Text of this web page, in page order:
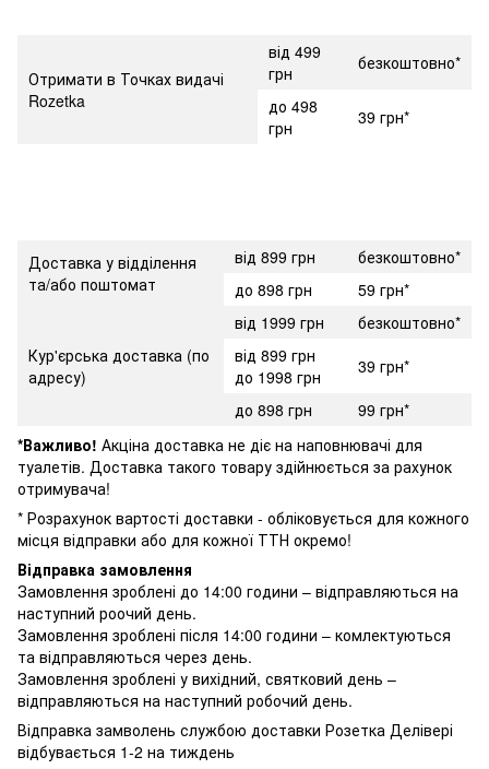
Отримати в Точках видачі
Rozetka
від 499
грн
безкоштовно*
до 498
грн
39 грн*
Доставка у відділення
та/або поштомат
від 899 грн
безкоштовно*
до 898 грн
59 грн*
Кур'єрська доставка (по
адресу)
від 1999 грн
безкоштовно*
від 899 грн
до 1998 грн
39 грн*
до 898 грн
99 грн*
*Важливо! Акціна доставка не діє на наповнювачі для
туалетів. Доставка такого товару здійнюється за рахунок
отримувача!
* Розрахунок вартості доставки - обліковується для кожного
місця відправки або для кожної ТТН окремо!
Відправка замовлення
Замовлення зроблені до 14:00 години – відправляються на
наступний роочий день.
Замовлення зроблені після 14:00 години – комлектуються
та відправляються через день.
Замовлення зроблені у вихідний, святковий день –
відправляються на наступний робочий день.
Відправка замволень службою доставки Розетка Делівері
відбувається 1-2 на тиждень